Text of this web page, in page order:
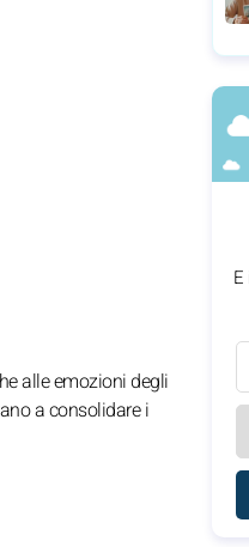
alle emozioni degli
a consolidare i